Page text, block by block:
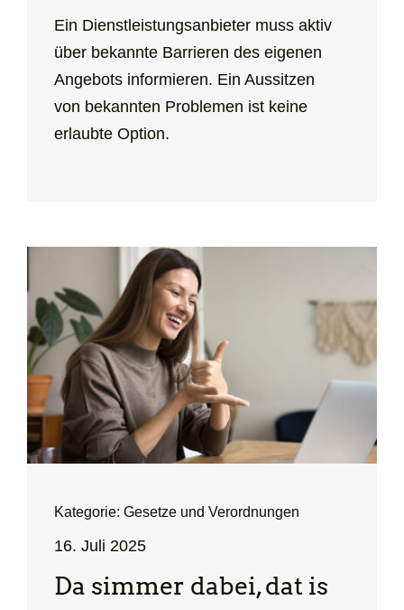
Ein Dienstleistungsanbieter muss aktiv
über bekannte Barrieren des eigenen
Angebots informieren. Ein Aussitzen
von bekannten Problemen ist keine
erlaubte Option.
Kategorie: Gesetze und Verordnungen
16. Juli 2025
Da simmer dabei, dat is